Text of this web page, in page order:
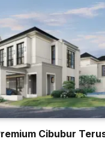
Cibubur